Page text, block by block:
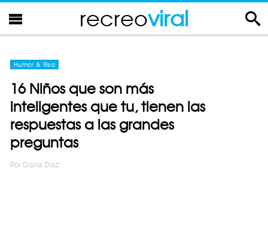
recreoviral
Humor & Risa
16 Niños que son más
inteligentes que tu, tienen las
respuestas a las grandes
preguntas
Por Diana Diaz